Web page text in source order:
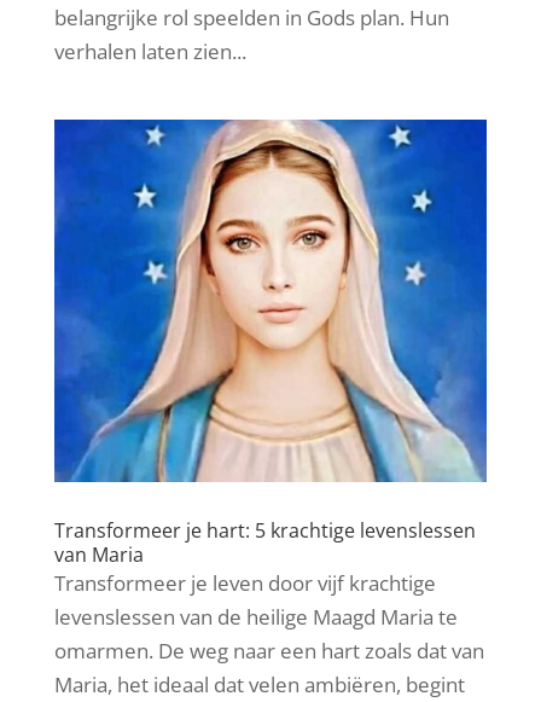
belangrijke rol speelden in Gods plan. Hun
verhalen laten zien...
Transformeer je hart: 5 krachtige levenslessen
van Maria
Transformeer je leven door vijf krachtige
levenslessen van de heilige Maagd Maria te
omarmen. De weg naar een hart zoals dat van
Maria, het ideaal dat velen ambiëren, begint